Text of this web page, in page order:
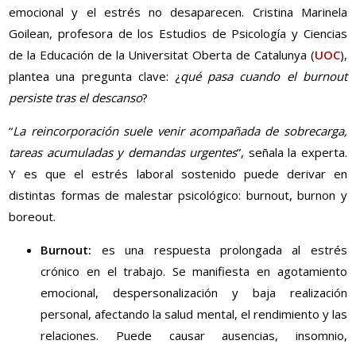
emocional y el estrés no desaparecen. Cristina Marinela
Goilean, profesora de los Estudios de Psicología y Ciencias
de la Educación de la Universitat Oberta de Catalunya (UOC),
plantea una pregunta clave: ¿qué pasa cuando el burnout
persiste tras el descanso?
“La reincorporación suele venir acompañada de sobrecarga,
tareas acumuladas y demandas urgentes”, señala la experta.
Y es que el estrés laboral sostenido puede derivar en
distintas formas de malestar psicológico: burnout, burnon y
boreout.
Burnout: es una respuesta prolongada al estrés
crónico en el trabajo. Se manifiesta en agotamiento
emocional, despersonalización y baja realización
personal, afectando la salud mental, el rendimiento y las
relaciones. Puede causar ausencias, insomnio,